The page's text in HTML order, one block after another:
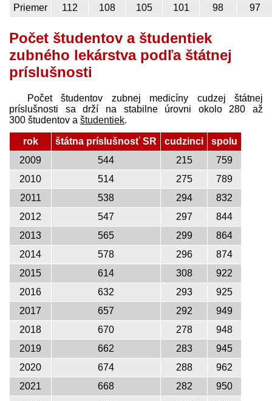
Priemer
112 108 105 101 98 97
Počet študentov a študentiek
zubného lekárstva podľa štátnej
príslušnosti
Počet študentov zubnej medicíny cudzej štátnej
príslušnosti sa drží na stabilne úrovni okolo 280 až
300 študentov a študentiek.
rok štátna príslušnosť SR cudzinci
spolu
2009
544 215
759
2010
514 275
789
2011
538 294
832
2012
547 297
844
2013
565 299
864
2014
578 296
874
2015
614 308
922
2016
632 293
925
2017
657 292
949
2018
670 278
948
2019
662 283
945
2020
674 288
962
2021
668 282
950